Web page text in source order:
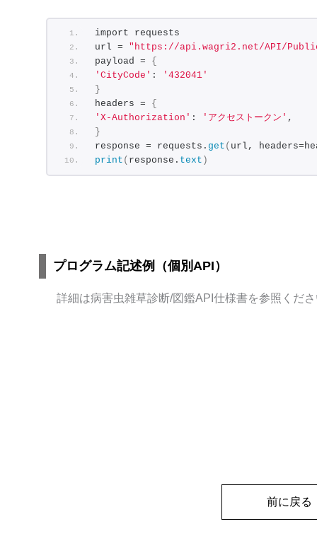
import requests
url = "https://api.wagri2.net/API/
payload = {
'CityCode' :
'432041'
}
headers = {
'X-Authorization' : 'アクセストークン' ,
}
response = requests. get ( url,
print ( response. text )
プログラム記述例（個別API）
詳細は病害虫雑草診断/図鑑API 仕様書を参照くだ
前に戻る